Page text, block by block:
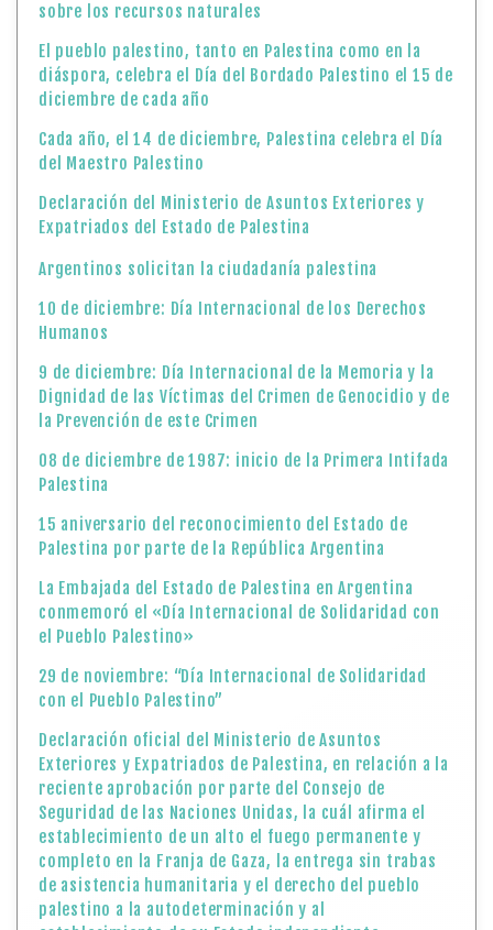
sobre los recursos naturales
El pueblo palestino, tanto en Palestina como en la
diáspora, celebra el Día del Bordado Palestino el 15 de
diciembre de cada año
Cada año, el 14 de diciembre, Palestina celebra el Día
del Maestro Palestino
Declaración del Ministerio de Asuntos Exteriores y
Expatriados del Estado de Palestina
Argentinos solicitan la ciudadanía palestina
10 de diciembre: Día Internacional de los Derechos
Humanos
9 de diciembre: Día Internacional de la Memoria y la
Dignidad de las Víctimas del Crimen de Genocidio y de
la Prevención de este Crimen
08 de diciembre de 1987: inicio de la Primera Intifada
Palestina
15 aniversario del reconocimiento del Estado de
Palestina por parte de la República Argentina
La Embajada del Estado de Palestina en Argentina
conmemoró el «Día Internacional de Solidaridad con
el Pueblo Palestino»
29 de noviembre: “Día Internacional de Solidaridad
con el Pueblo Palestino”
Declaración oficial del Ministerio de Asuntos
Exteriores y Expatriados de Palestina, en relación a la
reciente aprobación por parte del Consejo de
Seguridad de las Naciones Unidas, la cuál afirma el
establecimiento de un alto el fuego permanente y
completo en la Franja de Gaza, la entrega sin trabas
de asistencia humanitaria y el derecho del pueblo
palestino a la autodeterminación y al